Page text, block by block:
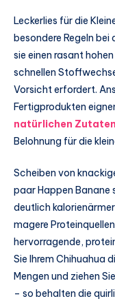
Leckerlies für die
besondere Regeln bei
sie einen rasant
schnellen
Vorsicht erfordert.
Fertigprodukten
natürlichen
Belohnung für die
Scheiben von
paar Happen Banane
deutlich
magere
hervorragende,
Sie Ihrem Chihuahua
Mengen und ziehen
– so behalten die